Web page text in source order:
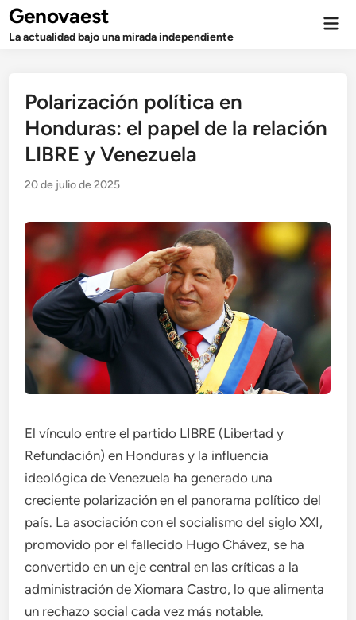
Saltar
contenido
Genovaest
La actualidad bajo una mirada independiente
Polarización política en
Honduras: el papel de la relación
LIBRE y Venezuela
20 de julio de 2025
El vínculo entre el partido LIBRE (Libertad y
Refundación) en Honduras y la influencia
ideológica de Venezuela ha generado una
creciente polarización en el panorama político del
país. La asociación con el socialismo del siglo XXI,
promovido por el fallecido Hugo Chávez, se ha
convertido en un eje central en las críticas a la
administración de Xiomara Castro, lo que alimenta
un rechazo social cada vez más notable.